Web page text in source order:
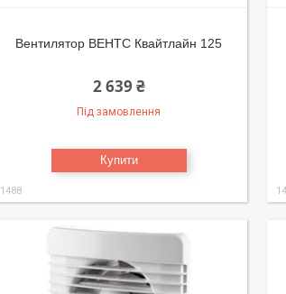
Вентилятор ВЕНТС Квайтлайн 125
2 639 ₴
Під замовлення
Купити
1488